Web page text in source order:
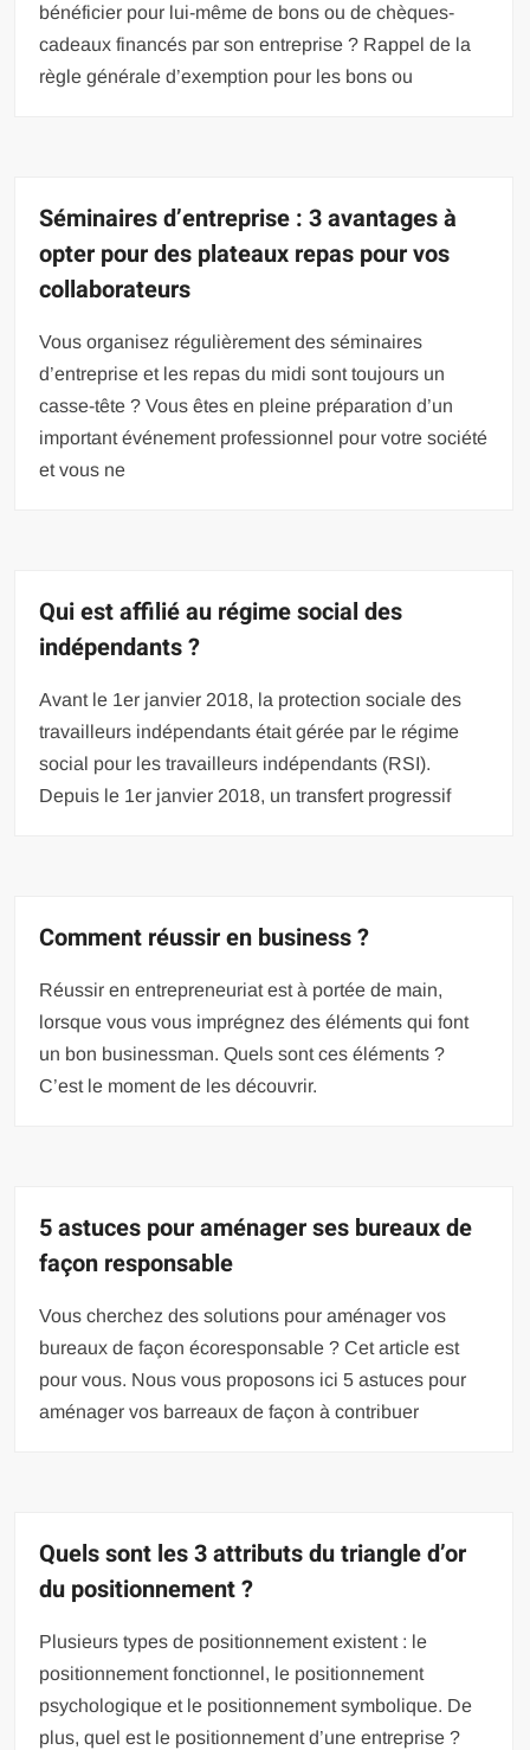
bénéficier pour lui-même de bons ou de chèques-
cadeaux financés par son entreprise ? Rappel de la
règle générale d’exemption pour les bons ou
Séminaires d’entreprise : 3 avantages à
opter pour des plateaux repas pour vos
collaborateurs
Vous organisez régulièrement des séminaires
d’entreprise et les repas du midi sont toujours un
casse-tête ? Vous êtes en pleine préparation d’un
important événement professionnel pour votre société
et vous ne
Qui est affilié au régime social des
indépendants ?
Avant le 1er janvier 2018, la protection sociale des
travailleurs indépendants était gérée par le régime
social pour les travailleurs indépendants (RSI).
Depuis le 1er janvier 2018, un transfert progressif
Comment réussir en business ?
Réussir en entrepreneuriat est à portée de main,
lorsque vous vous imprégnez des éléments qui font
un bon businessman. Quels sont ces éléments ?
C’est le moment de les découvrir.
5 astuces pour aménager ses bureaux de
façon responsable
Vous cherchez des solutions pour aménager vos
bureaux de façon écoresponsable ? Cet article est
pour vous. Nous vous proposons ici 5 astuces pour
aménager vos barreaux de façon à contribuer
Quels sont les 3 attributs du triangle d’or
du positionnement ?
Plusieurs types de positionnement existent : le
positionnement fonctionnel, le positionnement
psychologique et le positionnement symbolique. De
plus, quel est le positionnement d’une entreprise ?